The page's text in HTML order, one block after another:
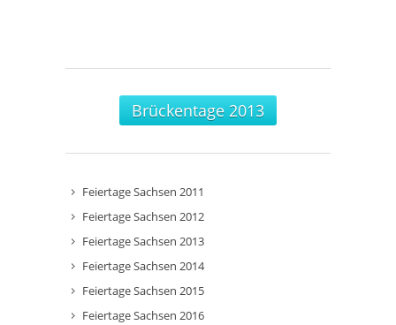
Brückentage 2013
Feiertage Sachsen 2011
Feiertage Sachsen 2012
Feiertage Sachsen 2013
Feiertage Sachsen 2014
Feiertage Sachsen 2015
Feiertage Sachsen 2016